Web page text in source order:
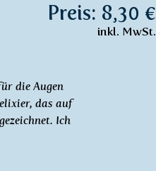
Preis: 8,30 €
inkl. MwSt.
die Augen
das auf
Ich